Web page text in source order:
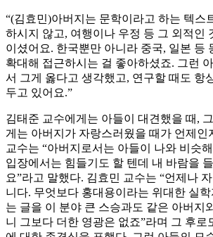
“(김효민)아버지는 문학이라고 하는 텍스
하시지 않고, 여행이나 우정 등 그 외적인
이셨어요. 한국뿐만 아니라 중국, 일본 등
확대해 접근하시는 걸 좋아하셨죠. 그런
서 그게 옳다고 생각했고, 연구할 때도 항
두고 있어요.”
김태준 교수에게는 아들이 대견했을 때,
게는 아버지가 자랑스러웠을 때가 언제인
교수는 “아버지로서는 아들이 나와 비슷
입장에서는 힘들기도 할 텐데 내 바람을
요”라고 말했다. 김효민 교수는 “언제나
니다. 무엇보다 홍대용이라는 위대한 실
는 글을 이 분야 큰 스승과도 같은 아버지
니 그보다 더한 영광은 없죠”라며 그 후로